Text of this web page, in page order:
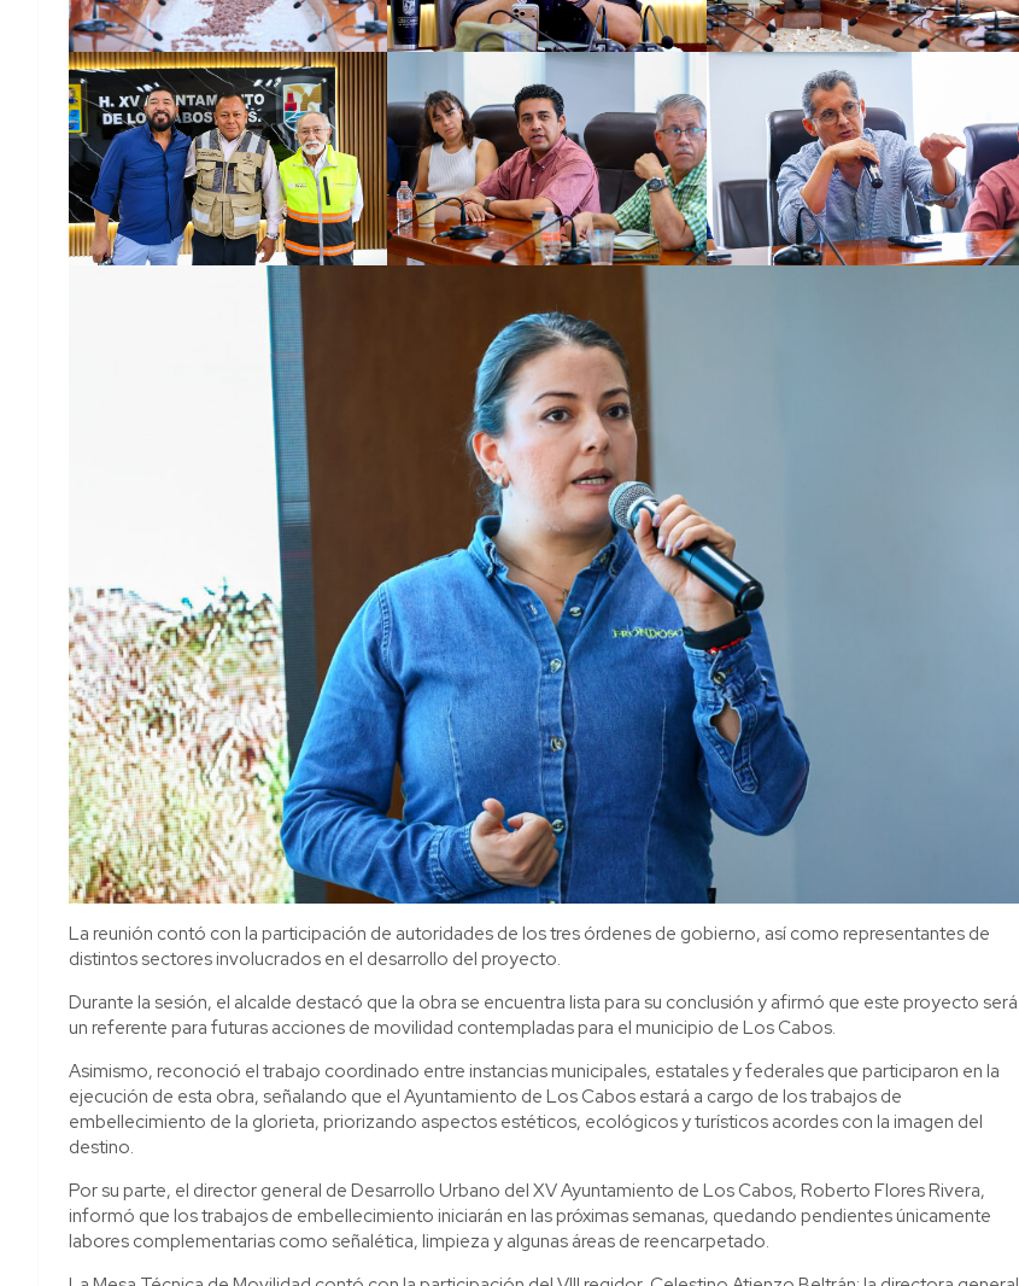
La reunión contó con la participación de autoridades de los tres órdenes de gobierno, así como representantes de
distintos sectores involucrados en el desarrollo del proyecto.
Durante la sesión, el alcalde destacó que la obra se encuentra lista para su conclusión y afirmó que este proyecto será
un referente para futuras acciones de movilidad contempladas para el municipio de Los Cabos.
Asimismo, reconoció el trabajo coordinado entre instancias municipales, estatales y federales que participaron en la
ejecución de esta obra, señalando que el Ayuntamiento de Los Cabos estará a cargo de los trabajos de
embellecimiento de la glorieta, priorizando aspectos estéticos, ecológicos y turísticos acordes con la imagen del
destino.
Por su parte, el director general de Desarrollo Urbano del XV Ayuntamiento de Los Cabos, Roberto Flores Rivera,
informó que los trabajos de embellecimiento iniciarán en las próximas semanas, quedando pendientes únicamente
labores complementarias como señalética, limpieza y algunas áreas de reencarpetado.